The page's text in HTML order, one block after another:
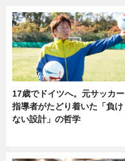
17歳でドイツへ。元サッカー
指導者がたどり着いた「負け
ない設計」の哲学